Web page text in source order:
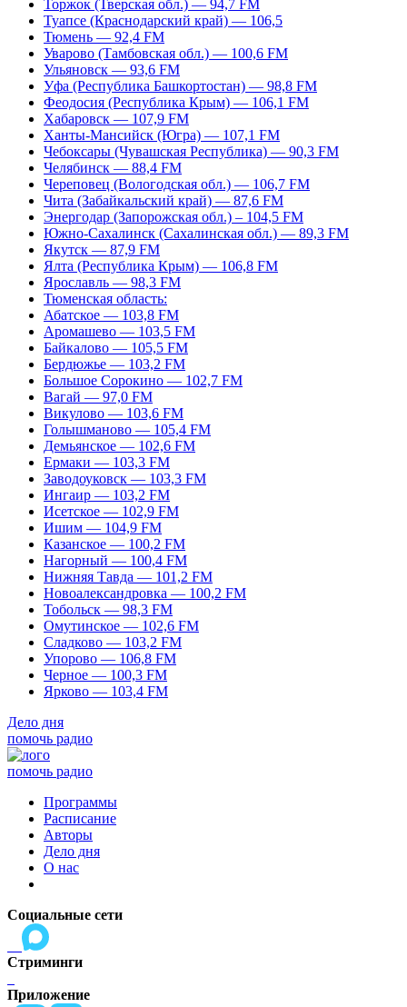
Торжок (Тверская обл.) — 94,7 FM
Туапсе (Краснодарский край) — 106,5
Тюмень — 92,4 FM
Уварово (Тамбовская обл.) — 100,6 FM
Ульяновск — 93,6 FM
Уфа (Республика Башкортостан) — 98,8 FM
Феодосия (Республика Крым) — 106,1 FM
Хабаровск — 107,9 FM
Ханты-Мансийск (Югра) — 107,1 FM
Чебоксары (Чувашская Республика) — 90,3 FM
Челябинск — 88,4 FM
Череповец (Вологодская обл.) — 106,7 FM
Чита (Забайкальский край) — 87,6 FM
Энергодар (Запорожская обл.) – 104,5 FM
Южно-Сахалинск (Сахалинская обл.) — 89,3 FM
Якутск — 87,9 FM
Ялта (Республика Крым) — 106,8 FM
Ярославль — 98,3 FM
Тюменская область:
Абатское — 103,8 FM
Аромашево — 103,5 FM
Байкалово — 105,5 FM
Бердюжье — 103,2 FM
Большое Сорокино — 102,7 FM
Вагай — 97,0 FM
Викулово — 103,6 FM
Голышманово — 105,4 FM
Демьянское — 102,6 FM
Ермаки — 103,3 FM
Заводоуковск — 103,3 FM
Ингаир — 103,2 FM
Исетское — 102,9 FM
Ишим — 104,9 FM
Казанское — 100,2 FM
Нагорный — 100,4 FM
Нижняя Тавда — 101,2 FM
Новоалександровка — 100,2 FM
Тобольск — 98,3 FM
Омутинское — 102,6 FM
Сладково — 103,2 FM
Упорово — 106,8 FM
Черное — 100,3 FM
Ярково — 103,4 FM
Дело дня
помочь радио
помочь радио
Программы
Расписание
Авторы
Дело дня
О нас
Социальные сети
Стриминги
Приложение